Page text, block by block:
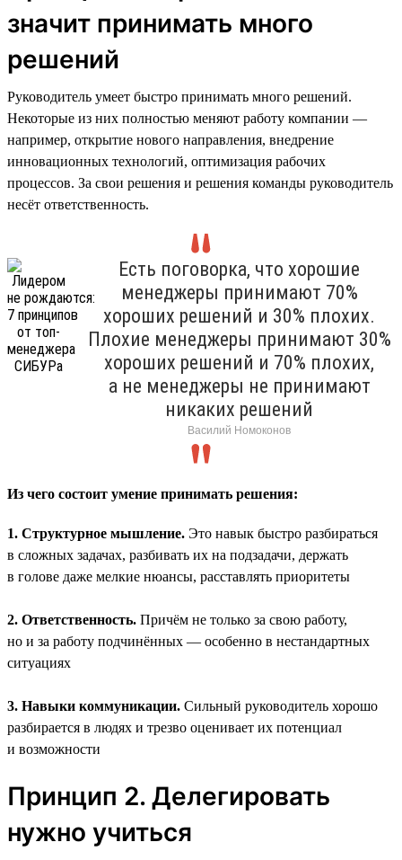
значит принимать много
решений
Руководитель умеет быстро принимать много решений.
Некоторые из них полностью меняют работу компании —
например, открытие нового направления, внедрение
инновационных технологий, оптимизация рабочих
процессов. За свои решения и решения команды руководитель
несёт ответственность.
Есть поговорка, что хорошие
менеджеры принимают 70%
хороших решений и 30% плохих.
Плохие менеджеры принимают 30%
хороших решений и 70% плохих,
а не менеджеры не принимают
никаких решений
Василий Номоконов
Из чего состоит умение принимать решения:
1. Структурное мышление. Это навык быстро разбираться
в сложных задачах, разбивать их на подзадачи, держать
в голове даже мелкие нюансы, расставлять приоритеты
2. Ответственность. Причём не только за свою работу,
но и за работу подчинённых — особенно в нестандартных
ситуациях
3. Навыки коммуникации. Сильный руководитель хорошо
разбирается в людях и трезво оценивает их потенциал
и возможности
Принцип 2. Делегировать
нужно учиться